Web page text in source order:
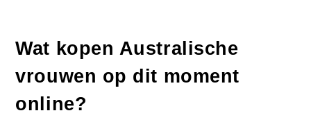
Wat kopen Australische
vrouwen op dit moment
online?